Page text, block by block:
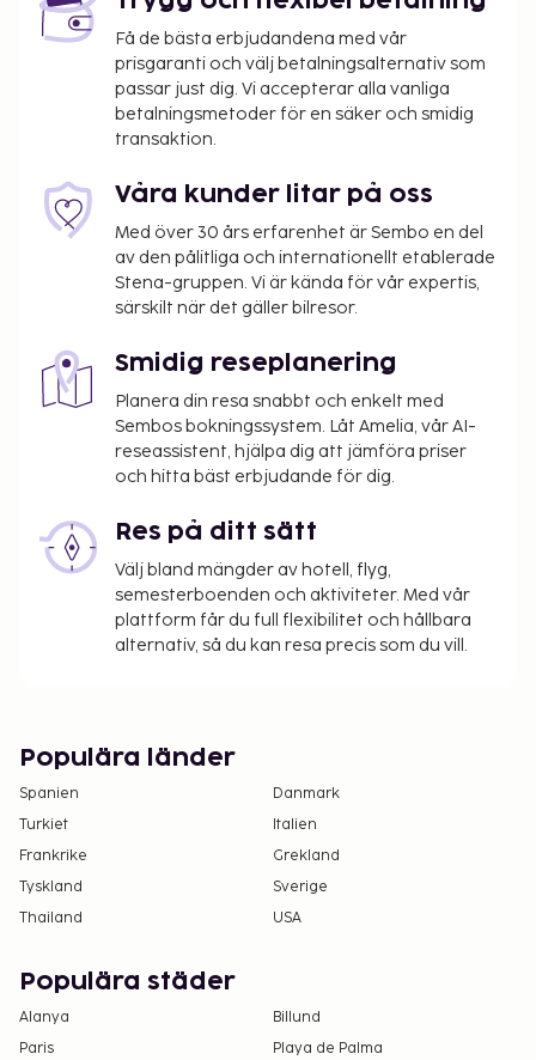
skatter:
Deposition: CHF 500.0 per vistelse
En stadsskatt tas ut av staden och betalas på
boendet. Skatten är säsongsbunden och gäller
inte alltid året om. Undantag från skatten kan
uppgifterna i bokningsbekräftelsen för mer
information.
Stadsskatt: Från 1 november till 31 mars, CHF
2.20 per person per natt. Skatten gäller inte
barn under 16 år.
per person per natt. Skatten gäller inte barn
under 16 år.
Turistavgift: CHF 1.00 per person per natt
Vi har listat alla tilläggsavgifter som boendet har
Avgift för parkering utan tak: CHF 20 per natt
Det är möjligt att listan ovan inte är fullständig,
samt att avgifter och depositioner inte inkluderar
skatt. Observera att dessa kan komma att ändras.
Få de bästa erbjudandena med vår
prisgaranti och välj betalningsalternativ som
passar just dig. Vi accepterar alla vanliga
betalningsmetoder för en säker och smidig
transaktion.
Våra kunder litar på oss
Med över 30 års erfarenhet är Sembo en del
av den pålitliga och internationellt etablerade
Stena-gruppen. Vi är kända för vår expertis,
särskilt när det gäller bilresor.
Smidig reseplanering
Planera din resa snabbt och enkelt med
Sembos bokningssystem. Låt Amelia, vår AI-
reseassistent, hjälpa dig att jämföra priser
och hitta bäst erbjudande för dig.
Res på ditt sätt
Välj bland mängder av hotell, flyg,
semesterboenden och aktiviteter. Med vår
plattform får du full flexibilitet och hållbara
alternativ, så du kan resa precis som du vill.
Populära länder
Spanien
Danmark
Turkiet
Italien
Frankrike
Grekland
Tyskland
Sverige
Thailand
USA
Populära städer
Alanya
Billund
Paris
Playa de Palma